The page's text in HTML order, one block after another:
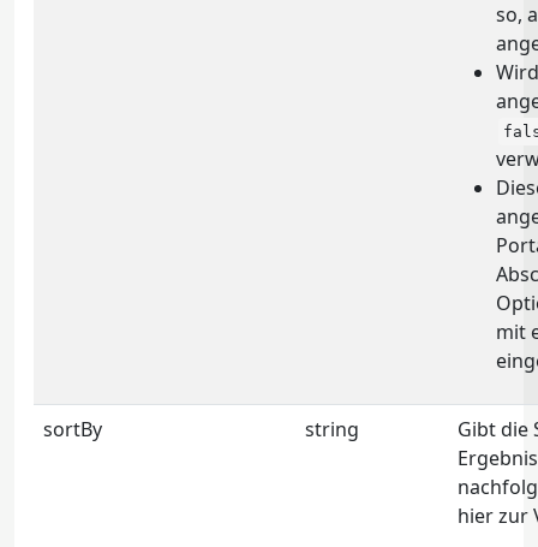
so,
mit
sortBy string
Gibt die
hier zur